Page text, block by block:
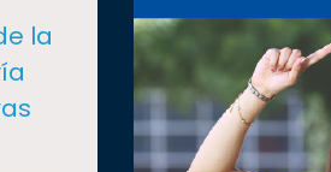
la